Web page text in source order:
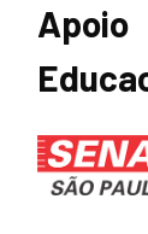
Apoio